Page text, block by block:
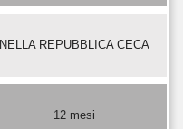
NELLA REPUBBLICA CECA
12 mesi